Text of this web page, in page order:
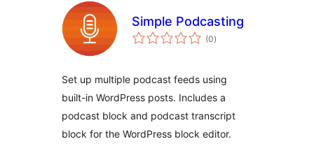
Simple Podcasting
(0གདེང་
འཇོག་
)
Set up multiple podcast feeds using
built-in WordPress posts. Includes a
podcast block and podcast transcript
block for the WordPress block editor.